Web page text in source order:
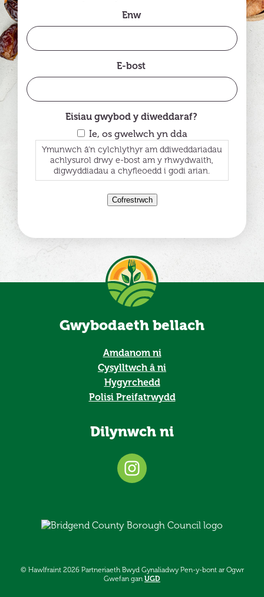
Enw
E-bost
Eisiau gwybod y diweddaraf?
Ie, os gwelwch yn dda
Ymunwch â’n cylchlythyr am ddiweddariadau
achlysurol drwy e-bost am y rhwydwaith,
digwyddiadau a chyfleoedd i godi arian.
Cofrestrwch
Gwybodaeth bellach
Amdanom ni
Cysylltwch â ni
Hygyrchedd
Polisi Preifatrwydd
Dilynwch ni
© Hawlfraint 2026 Partneriaeth Bwyd Gynaliadwy Pen-y-bont ar Ogwr
Gwefan gan UGD